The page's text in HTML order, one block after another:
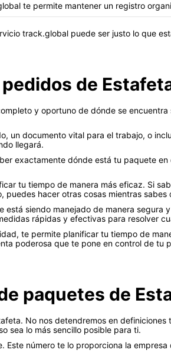
te permite mantener un registro
track.global puede ser justo lo que
de
y oportuno de dónde se
un documento vital para el trabajo, o
llegará.
exactamente dónde está tu paquete
tu tiempo de manera más eficaz. Si
hacer otras cosas mientras
siendo manejado de manera segura
rápidas y efectivas para resolver
te permite planificar tu tiempo de
poderosa que te pone en control de tu
paquetes de
No nos detendremos en definiciones
sea lo más sencillo posible para ti.
número te lo proporciona la